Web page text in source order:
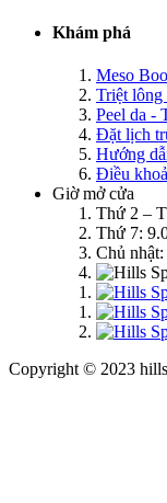
Khám phá
Meso
Triệt lông
Peel da -
Đặt lịch
Hướng
Điều
Giờ mở cửa
Thứ 2 –
Thứ 7:
Chủ
Copyright © 2023